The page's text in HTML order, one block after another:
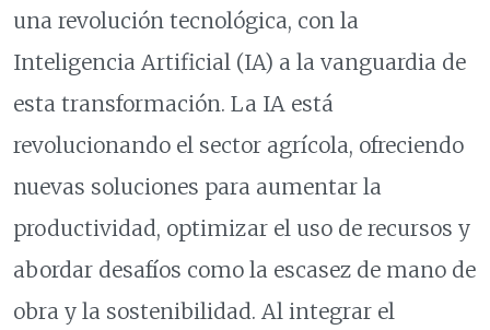
una revolución tecnológica, con la
Inteligencia Artificial (IA) a la vanguardia de
esta transformación. La IA está
revolucionando el sector agrícola, ofreciendo
nuevas soluciones para aumentar la
productividad, optimizar el uso de recursos y
abordar desafíos como la escasez de mano de
obra y la sostenibilidad. Al integrar el